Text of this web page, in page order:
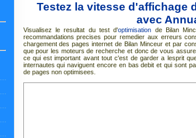
Testez la vitesse d'affichage
avec
Visualisez le resultat du test d'optimisation de Bilan
recommandations precises pour remedier aux erreurs
chargement des pages internet de Bilan Minceur et par
que pour les moteurs de recherche et donc de vous
ce qui est important avant tout c'est de garder a lesprit
internautes qui naviguent encore en bas debit et qui sont
de pages non optimisees.